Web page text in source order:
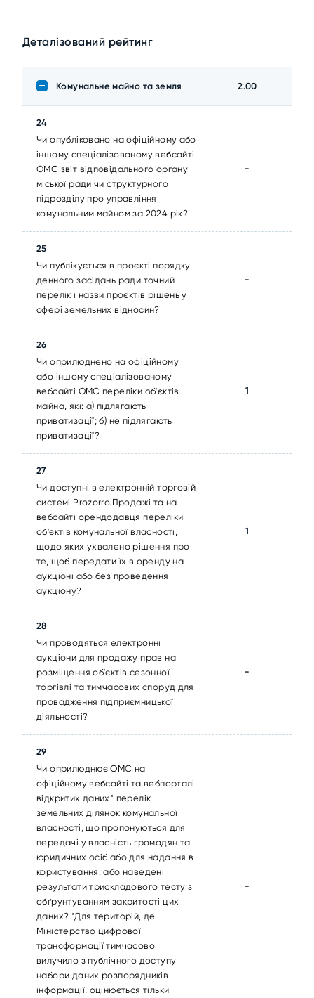
Деталізований рейтинг
Комунальне майно та земля 2.00
24
Чи опубліковано на офіційному або
іншому спеціалізованому вебсайті
ОМС звіт відповідального органу
міської ради чи структурного
підрозділу про управління
комунальним майном за 2024 рік?
-
25
Чи публікується в проєкті порядку
денного засідань ради точний
перелік і назви проєктів рішень у
сфері земельних відносин?
-
26
Чи оприлюднено на офіційному
або іншому спеціалізованому
вебсайті ОМС переліки об'єктів
майна, які: а) підлягають
приватизації; б) не підлягають
приватизації?
1
27
Чи доступні в електронній торговій
системі Prozorro.Продажі та на
вебсайті орендодавця переліки
об'єктів комунальної власності,
щодо яких ухвалено рішення про
те, щоб передати їх в оренду на
аукціоні або без проведення
аукціону?
1
28
Чи проводяться електронні
аукціони для продажу прав на
розміщення об'єктів сезонної
торгівлі та тимчасових споруд для
провадження підприємницької
діяльності?
-
29
Чи оприлюднює ОМС на
офіційному вебсайті та вебпорталі
відкритих даних* перелік
земельних ділянок комунальної
власності, що пропонуються для
передачі у власність громадян та
юридичних осіб або для надання в
користування, або наведені
результати трискладового тесту з
обґрунтуванням закритості цих
даних? *Для територій, де
Міністерство цифрової
трансформації тимчасово
вилучило з публічного доступу
набори даних розпорядників
інформації, оцінюється тільки
-